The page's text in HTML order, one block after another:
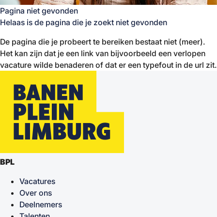
Pagina niet gevonden
Helaas is de pagina die je zoekt niet gevonden
De pagina die je probeert te bereiken bestaat niet (meer).
Het kan zijn dat je een link van bijvoorbeeld een verlopen
vacature wilde benaderen of dat er een typefout in de url zit.
BPL
Vacatures
Over ons
Deelnemers